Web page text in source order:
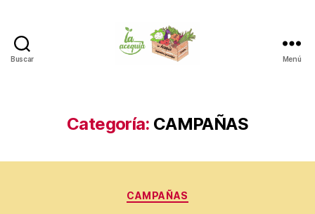
Buscar Menú
Categoría: CAMPAÑAS
Categorías
CAMPAÑAS